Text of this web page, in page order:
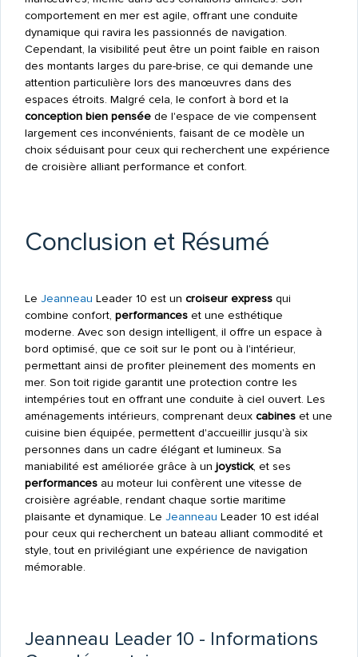
comportement en mer est agile, offrant une conduite
dynamique qui ravira les passionnés de navigation.
Cependant, la visibilité peut être un point faible en raison
des montants larges du pare-brise, ce qui demande une
attention particulière lors des manœuvres dans des
espaces étroits. Malgré cela, le confort à bord et la
conception bien penséede l'espace de vie compensent
largement ces inconvénients, faisant de ce modèle un
choix séduisant pour ceux qui recherchent une expérience
de croisière alliant performance et confort.
Conclusion et Résumé
Le Jeanneau Leader 10 est un croiseur expressqui
combine confort, performanceset une esthétique
moderne. Avec son design intelligent, il offre un espace à
bord optimisé, que ce soit sur le pont ou à l'intérieur,
permettant ainsi de profiter pleinement des moments en
mer. Son toit rigide garantit une protection contre les
intempéries tout en offrant une conduite à ciel ouvert. Les
aménagements intérieurs, comprenant deux cabineset une
cuisine bien équipée, permettent d'accueillir jusqu'à six
personnes dans un cadre élégant et lumineux. Sa
maniabilité est améliorée grâce à un joystick, et ses
performancesau moteur lui confèrent une vitesse de
croisière agréable, rendant chaque sortie maritime
plaisante et dynamique. Le Jeanneau Leader 10 est idéal
pour ceux qui recherchent un bateau alliant commodité et
style, tout en privilégiant une expérience de navigation
mémorable.
Jeanneau Leader 10 - Informations